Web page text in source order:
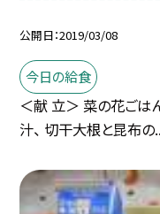
公開日 2019/03/08
今日の給食
＜献 立＞ 菜の花ごは
汁、 切干大根と昆布の